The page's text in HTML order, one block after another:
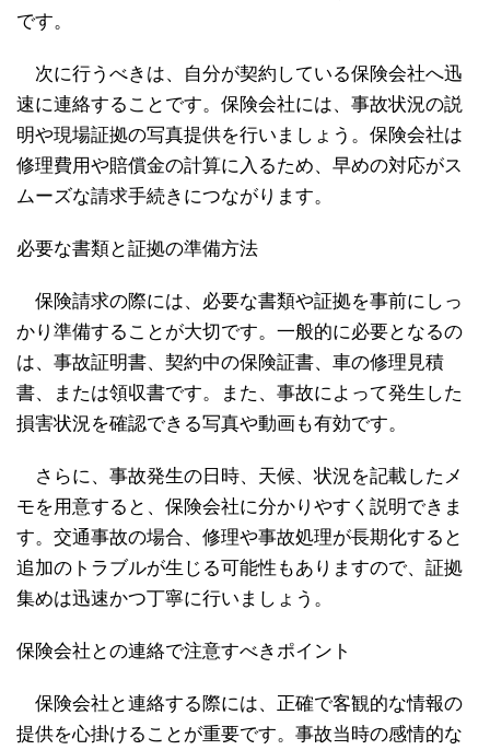
です。
次に行うべきは、自分が契約している保険会社へ迅
速に連絡することです。保険会社には、事故状況の説
明や現場証拠の写真提供を行いましょう。保険会社は
修理費用や賠償金の計算に入るため、早めの対応がス
ムーズな請求手続きにつながります。
必要な書類と証拠の準備方法
保険請求の際には、必要な書類や証拠を事前にしっ
かり準備することが大切です。一般的に必要となるの
は、事故証明書、契約中の保険証書、車の修理見積
書、または領収書です。また、事故によって発生した
損害状況を確認できる写真や動画も有効です。
さらに、事故発生の日時、天候、状況を記載したメ
モを用意すると、保険会社に分かりやすく説明できま
す。交通事故の場合、修理や事故処理が長期化すると
追加のトラブルが生じる可能性もありますので、証拠
集めは迅速かつ丁寧に行いましょう。
保険会社との連絡で注意すべきポイント
保険会社と連絡する際には、正確で客観的な情報の
提供を心掛けることが重要です。事故当時の感情的な